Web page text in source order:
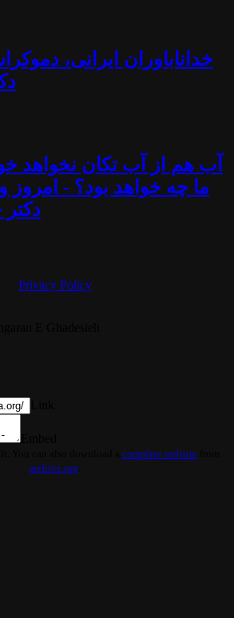
خداناباوران ایرانی،
آب هم از آب تکان نخواهد
ما چه خواهد بود؟ - امروز
Privacy Policy
complete websitefrom
archive.org